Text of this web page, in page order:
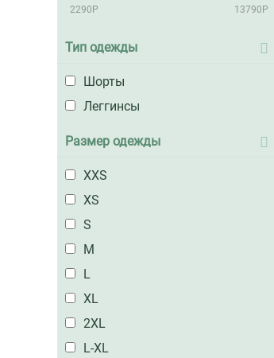
2290 Р 13790 Р
Тип одежды
Шорты
Леггинсы
Размер одежды
XXS
XS
S
M
L
XL
2XL
L-XL